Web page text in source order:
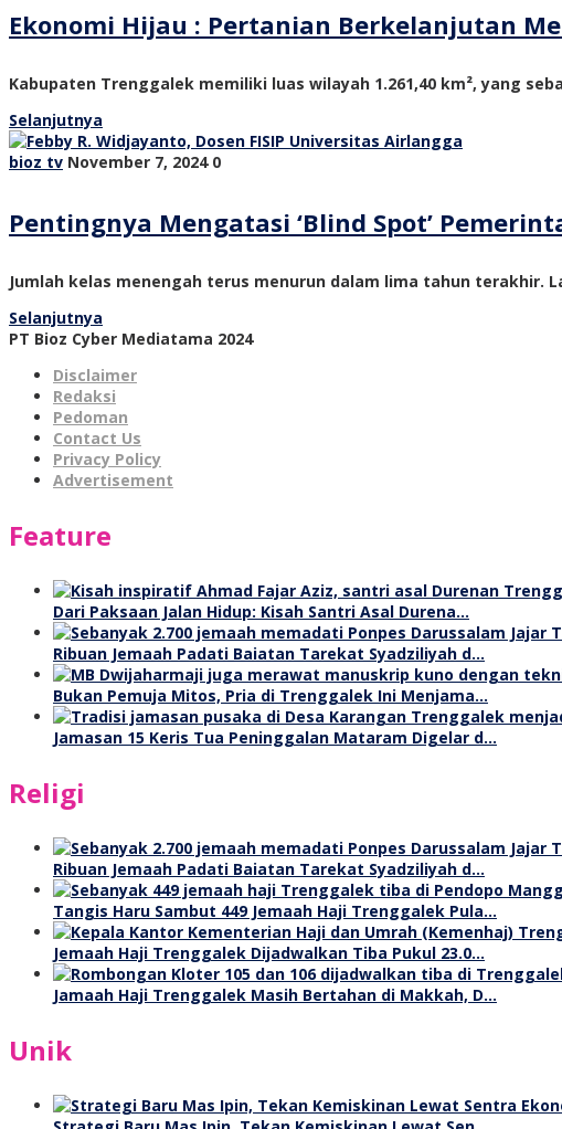
Ekonomi Hijau : Pertanian Berkelanjutan
Kabupaten Trenggalek memiliki luas wilayah 1.261,40 km², yang
Selanjutnya
bioz tv November 7, 2024 0
Pentingnya Mengatasi ‘Blind Spot’
Jumlah kelas menengah terus menurun dalam lima tahun terakhir.
Selanjutnya
PT Bioz Cyber Mediatama 2024
Disclaimer
Redaksi
Pedoman
Contact Us
Privacy Policy
Advertisement
Feature
Dari Paksaan Jalan Hidup: Kisah Santri Asal Durena…
Ribuan Jemaah Padati Baiatan Tarekat Syadziliyah d…
Bukan Pemuja Mitos, Pria di Trenggalek Ini Menjama…
Jamasan 15 Keris Tua Peninggalan Mataram Digelar d…
Religi
Ribuan Jemaah Padati Baiatan Tarekat Syadziliyah d…
Tangis Haru Sambut 449 Jemaah Haji Trenggalek Pula…
Jemaah Haji Trenggalek Dijadwalkan Tiba Pukul 23.0…
Jamaah Haji Trenggalek Masih Bertahan di Makkah, D…
Unik